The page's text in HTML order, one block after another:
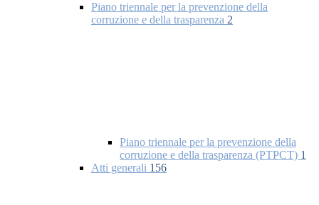
Piano triennale per la prevenzione della
corruzione e della trasparenza 2
Piano triennale per la prevenzione della
corruzione e della trasparenza (PTPCT) 1
Atti generali 156